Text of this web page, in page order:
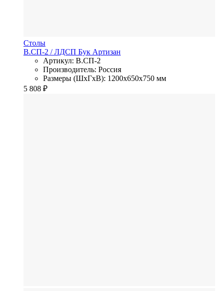
Столы
В.СП-2 / ЛДСП Бук Артизан
Артикул: В.СП-2
Производитель: Россия
Размеры (ШхГхВ): 1200x650x750 мм
5 808 ₽